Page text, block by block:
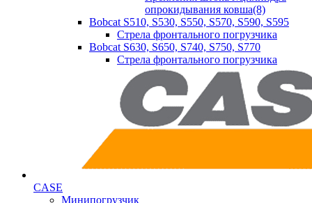
опрокидывания ковша(8)
Bobcat S510, S530, S550, S570, S590, S595
Стрела фронтального погрузчика
Bobcat S630, S650, S740, S750, S770
Стрела фронтального погрузчика
CASE
Минипогрузчик